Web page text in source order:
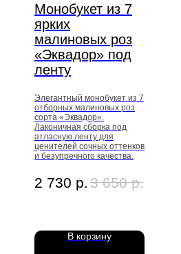
Монобукет из 7
ярких
малиновых роз
«Эквадор» под
ленту
Элегантный монобукет из 7
отборных малиновых роз
сорта «Эквадор».
Лаконичная сборка под
атласную ленту для
ценителей сочных оттенков
и безупречного качества.
2 730 р. 3 650 р.
В корзину